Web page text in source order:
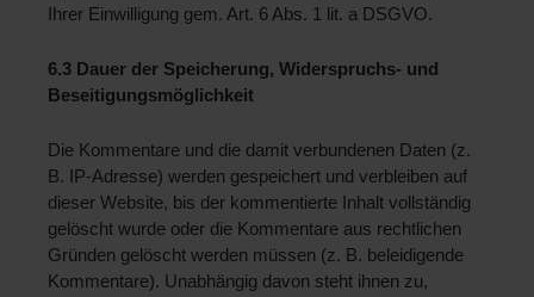
Ihrer Einwilligung gem. Art. 6 Abs. 1 lit. a DSGVO.
6.3 Dauer der Speicherung, Widerspruchs- und
Beseitigungsmöglichkeit
Die Kommentare und die damit verbundenen Daten (z.
B. IP-Adresse) werden gespeichert und verbleiben auf
dieser Website, bis der kommentierte Inhalt vollständig
gelöscht wurde oder die Kommentare aus rechtlichen
Gründen gelöscht werden müssen (z. B. beleidigende
Kommentare). Unabhängig davon steht ihnen zu,